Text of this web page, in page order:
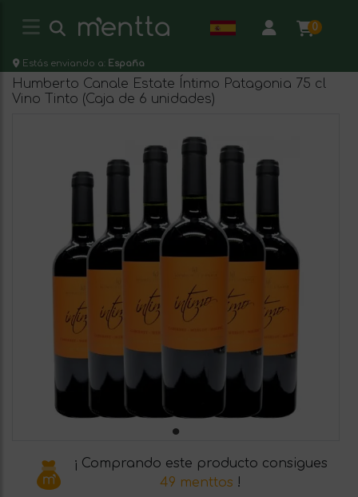
0
Estás enviando a: España
Humberto Canale Estate Íntimo Patagonia 75 cl
Vino Tinto (Caja de 6 unidades)
¡ Comprando este producto consigues
49 menttos !